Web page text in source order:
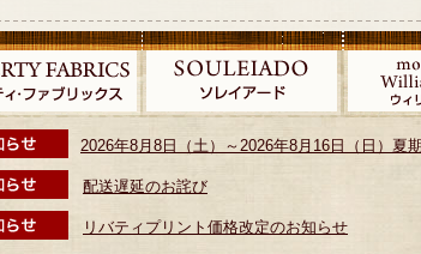
2026年8月8日（土）～2026年8月16日（日）夏
配送遅延のお詫び
リバティプリント価格改定のお知らせ